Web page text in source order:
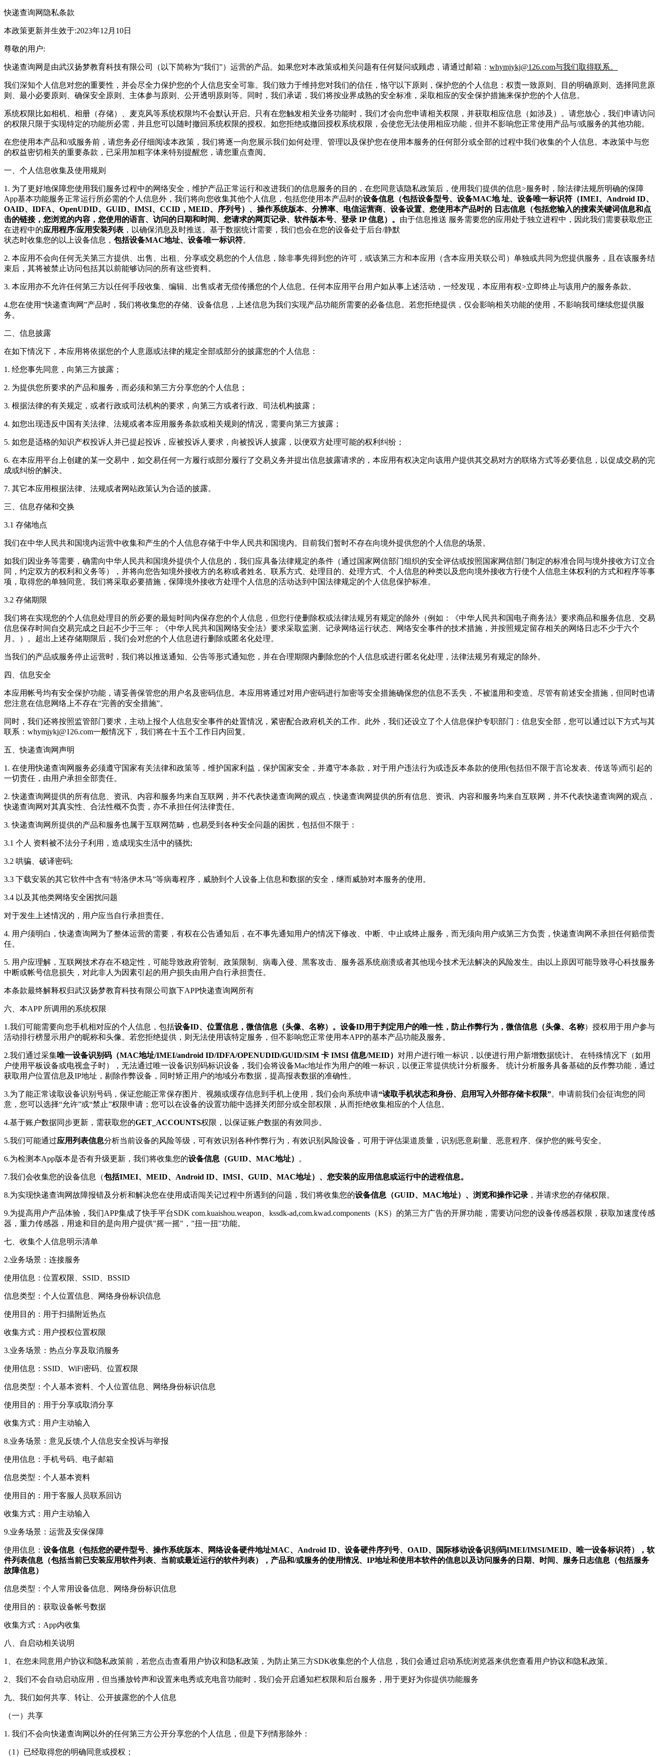
快递查询网隐私条款
本政策更新并生效于:2023年12月10日
尊敬的用户:
快递查询网是由武汉扬梦教育科技有限公司（以下简称为“我们”）运营的产品。如果您对本政策或相关问题有任何疑问或顾虑，请通过邮箱： whymjykj@126.com与我们取得联系。
我们深知个人信息对您的重要性，并会尽全力保护您的个人信息安全可靠。我们致力于维持您对我们的信任，恪守以下原则，保护您的个人信息：权责一致原则、目的明确原则、选择同意原
则、最小必要原则、确保安全原则、主体参与原则、公开透明原则等。同时，我们承诺，我们将按业界成熟的安全标准，采取相应的安全保护措施来保护您的个人信息。
系统权限比如相机、相册（存储）、麦克风等系统权限均不会默认开启。只有在您触发相关业务功能时，我们才会向您申请相关权限，并获取相应信息（如涉及）。请您放心，我们申请访问
的权限只限于实现特定的功能所必需，并且您可以随时撤回系统权限的授权。如您拒绝或撤回授权系统权限，会使您无法使用相应功能，但并不影响您正常使用产品与/或服务的其他功能。
在您使用本产品和/或服务前，请您务必仔细阅读本政策，我们将逐一向您展示我们如何处理、管理以及保护您在使用本服务的任何部分或全部的过程中我们收集的个人信息。本政策中与您
的权益密切相关的重要条款，已采用加粗字体来特别提醒您，请您重点查阅。
一、个人信息收集及使用规则
1. 为了更好地保障您使用我们服务过程中的网络安全，维护产品正常运行和改进我们的信息服务的目的，在您同意该隐私政策后，使用我们提供的信息>服务时，除法律法规所明确的保障
App基本功能服务正常运行所必需的个人信息外，我们将向您收集其他个人信息，包括您使用本产品时的设备信息（包括设备型号、设备MAC地 址、设备唯一标识符（IMEI、Android ID、
OAID、IDFA、OpenUDID、GUID、IMSI、CCID，MEID、序列号）、操作系统版本、分辨率、电信运营商、设备设置、您使用本产品时的 日志信息（包括您输入的搜索关键词信息和点
击的链接，您浏览的内容，您使用的语言、访问的日期和时间、您请求的网页记录、软件版本号、登录 IP 信息）。 由于信息推送 服务需要您的应用处于独立进程中，因此我们需要获取您正
在进程中的应用程序/应用安装列表 ，以确保消息及时推送。基于数据统计需要，我们也会在您的设备处于后台/静默
状态时收集您的以上设备信息， 包括设备MAC地址、设备唯一标识符。
2. 本应用不会向任何无关第三方提供、出售、出租、分享或交易您的个人信息，除非事先得到您的许可，或该第三方和本应用（含本应用关联公司）单独或共同为您提供服务，且在该服务结
束后，其将被禁止访问包括其以前能够访问的所有这些资料。
3. 本应用亦不允许任何第三方以任何手段收集、编辑、出售或者无偿传播您的个人信息。任何本应用平台用户如从事上述活动，一经发现，本应用有权>立即终止与该用户的服务条款。
4.您在使用“快递查询网”产品时，我们将收集您的存储、设备信息，上述信息为我们实现产品功能所需要的必备信息。若您拒绝提供，仅会影响相关功能的使用，不影响我司继续您提供服
务。
二、信息披露
在如下情况下，本应用将依据您的个人意愿或法律的规定全部或部分的披露您的个人信息：
1. 经您事先同意，向第三方披露；
2. 为提供您所要求的产品和服务，而必须和第三方分享您的个人信息；
3. 根据法律的有关规定，或者行政或司法机构的要求，向第三方或者行政、司法机构披露；
4. 如您出现违反中国有关法律、法规或者本应用服务条款或相关规则的情况，需要向第三方披露；
5. 如您是适格的知识产权投诉人并已提起投诉，应被投诉人要求，向被投诉人披露，以便双方处理可能的权利纠纷；
6. 在本应用平台上创建的某一交易中，如交易任何一方履行或部分履行了交易义务并提出信息披露请求的，本应用有权决定向该用户提供其交易对方的联络方式等必要信息，以促成交易的完
成或纠纷的解决。
7. 其它本应用根据法律、法规或者网站政策认为合适的披露。
三、信息存储和交换
3.1 存储地点
我们在中华人民共和国境内运营中收集和产生的个人信息存储于中华人民共和国境内。目前我们暂时不存在向境外提供您的个人信息的场景。
如我们因业务等需要，确需向中华人民共和国境外提供个人信息的，我们应具备法律规定的条件（通过国家网信部门组织的安全评估或按照国家网信部门制定的标准合同与境外接收方订立合
同，约定双方的权利和义务等），并将向您告知境外接收方的名称或者姓名、联系方式、处理目的、处理方式、个人信息的种类以及您向境外接收方行使个人信息主体权利的方式和程序等事
项，取得您的单独同意。我们将采取必要措施，保障境外接收方处理个人信息的活动达到中国法律规定的个人信息保护标准。
3.2 存储期限
我们将在实现您的个人信息处理目的所必要的最短时间内保存您的个人信息，但您行使删除权或法律法规另有规定的除外（例如：《中华人民共和国电子商务法》要求商品和服务信息、交易
信息保存时间自交易完成之日起不少于三年；《中华人民共和国网络安全法》要求采取监测、记录网络运行状态、网络安全事件的技术措施，并按照规定留存相关的网络日志不少于六个
月。）。超出上述存储期限后，我们会对您的个人信息进行删除或匿名化处理。
当我们的产品或服务停止运营时，我们将以推送通知、公告等形式通知您，并在合理期限内删除您的个人信息或进行匿名化处理，法律法规另有规定的除外。
四、信息安全
本应用帐号均有安全保护功能，请妥善保管您的用户名及密码信息。本应用将通过对用户密码进行加密等安全措施确保您的信息不丢失，不被滥用和变造。尽管有前述安全措施，但同时也请
您注意在信息网络上不存在“完善的安全措施”。
同时，我们还将按照监管部门要求，主动上报个人信息安全事件的处置情况，紧密配合政府机关的工作。此外，我们还设立了个人信息保护专职部门：信息安全部，您可以通过以下方式与其
联系：whymjykj@126.com一般情况下，我们将在十五个工作日内回复。
五、快递查询网声明
1. 在使用快递查询网服务必须遵守国家有关法律和政策等，维护国家利益，保护国家安全，并遵守本条款，对于用户违法行为或违反本条款的使用(包括但不限于言论发表、传送等)而引起的
一切责任，由用户承担全部责任。
2. 快递查询网提供的所有信息、资讯、内容和服务均来自互联网，并不代表快递查询网的观点，快递查询网提供的所有信息、资讯、内容和服务均来自互联网，并不代表快递查询网的观点，
快递查询网对其真实性、合法性概不负责，亦不承担任何法律责任。
3. 快递查询网所提供的产品和服务也属于互联网范畴，也易受到各种安全问题的困扰，包括但不限于：
3.1 个人 资料被不法分子利用，造成现实生活中的骚扰;
3.2 哄骗、破译密码;
3.3 下载安装的其它软件中含有“特洛伊木马”等病毒程序，威胁到个人设备上信息和数据的安全，继而威胁对本服务的使用。
3.4 以及其他类网络安全困扰问题
对于发生上述情况的，用户应当自行承担责任。
4. 用户须明白，快递查询网为了整体运营的需要，有权在公告通知后，在不事先通知用户的情况下修改、中断、中止或终止服务，而无须向用户或第三方负责，快递查询网不承担任何赔偿责
任。
5. 用户应理解，互联网技术存在不稳定性，可能导致政府管制、政策限制、病毒入侵、黑客攻击、服务器系统崩溃或者其他现今技术无法解决的风险发生。由以上原因可能导致寻心科技服务
中断或帐号信息损失，对此非人为因素引起的用户损失由用户自行承担责任。
本条款最终解释权归武汉扬梦教育科技有限公司旗下APP快递查询网所有
六、本APP 所调用的系统权限
1.我们可能需要向您手机相对应的个人信息，包括设备ID、位置信息，微信信息（头像、名称）。设备ID用于判定用户的唯一性，防止作弊行为，微信信息（头像、名称）授权用于用户参与
活动排行榜显示用户的昵称和头像。若您拒绝提供，则无法使用该特定服务，但不影响您正常使用本APP的基本产品功能及服务。
2.我们通过采集唯一设备识别码（MAC地址/IMEI/android ID/IDFA/OPENUDID/GUID/SIM 卡 IMSI 信息/MEID） 对用户进行唯一标识，以便进行用户新增数据统计。 在特殊情况下（如用
户使用平板设备或电视盒子时），无法通过唯一设备识别码标识设备，我们会将设备Mac地址作为用户的唯一标识，以便正常提供统计分析服务。 统计分析服务具备基础的反作弊功能，通过
获取用户位置信息及IP地址，剔除作弊设备，同时矫正用户的地域分布数据，提高报表数据的准确性。
3.为了能正常读取设备识别号码，保证您能正常保存图片、视频或缓存信息到手机上使用，我们会向系统申请“读取手机状态和身份、启用写入外部存储卡权限”。申请前我们会征询您的同
意，您可以选择“允许”或“禁止”权限申请；您可以在设备的设置功能中选择关闭部分或全部权限，从而拒绝收集相应的个人信息。
4.基于账户数据同步更新，需获取您的GET_ACCOUNTS权限，以保证账户数据的有效同步。
5.我们可能通过应用列表信息分析当前设备的风险等级，可有效识别各种作弊行为，有效识别风险设备，可用于评估渠道质量，识别恶意刷量、恶意程序、保护您的账号安全。
6.为检测本App版本是否有升级更新，我们将收集您的设备信息（GUID、MAC地址） 。
7.我们会收集您的设备信息（包括IMEI、MEID、Android ID、IMSI、GUID、MAC地址）、您安装的应用信息或运行中的进程信息。
8.为实现快递查询网故障报错及分析和解决您在使用成语闯关记过程中所遇到的问题，我们将收集您的设备信息（GUID、MAC地址）、浏览和操作记录 ，并请求您的存储权限。
9.为提高用户产品体验，我们APP集成了快手平台SDK com.kuaishou.weapon、kssdk-ad,com.kwad.components（KS）的第三方广告的开屏功能，需要访问您的设备传感器权限，获取加速度传感
器，重力传感器，用途和目的是向用户提供"摇一摇"，"扭一扭"功能。
七、收集个人信息明示清单
2.业务场景：连接服务
使用信息：位置权限、SSID、BSSID
信息类型：个人位置信息、网络身份标识信息
使用目的：用于扫描附近热点
收集方式：用户授权位置权限
3.业务场景：热点分享及取消服务
使用信息：SSID、WiFi密码、位置权限
信息类型：个人基本资料、个人位置信息、网络身份标识信息
使用目的：用于分享或取消分享
收集方式：用户主动输入
8.业务场景：意见反馈,个人信息安全投诉与举报
使用信息：手机号码、电子邮箱
信息类型：个人基本资料
使用目的：用于客服人员联系回访
收集方式：用户主动输入
9.业务场景：运营及安保保障
使用信息： 设备信息（包括您的硬件型号、操作系统版本、网络设备硬件地址MAC、Android ID、设备硬件序列号、OAID、国际移动设备识别码IMEI/IMSI/MEID、唯一设备标识符），软
件列表信息（包括当前已安装应用软件列表、当前或最近运行的软件列表），产品和/或服务的使用情况、IP地址和使用本软件的信息以及访问服务的日期、时间、服务日志信息（包括服务
故障信息）
信息类型：个人常用设备信息、网络身份标识信息
使用目的：获取设备帐号数据
收集方式：App内收集
八、自启动相关说明
1、在您未同意用户协议和隐私政策前，若您点击查看用户协议和隐私政策，为防止第三方SDK收集您的个人信息，我们会通过启动系统浏览器来供您查看用户协议和隐私政策。
2、我们不会自动启动应用，但当播放铃声和设置来电秀或充电音功能时，我们会开启通知栏权限和后台服务，用于更好为你提供功能服务
九、我们如何共享、转让、公开披露您的个人信息
（一）共享
1. 我们不会向快递查询网以外的任何第三方公开分享您的个人信息，但是下列情形除外：
（1）已经取得您的明确同意或授权；